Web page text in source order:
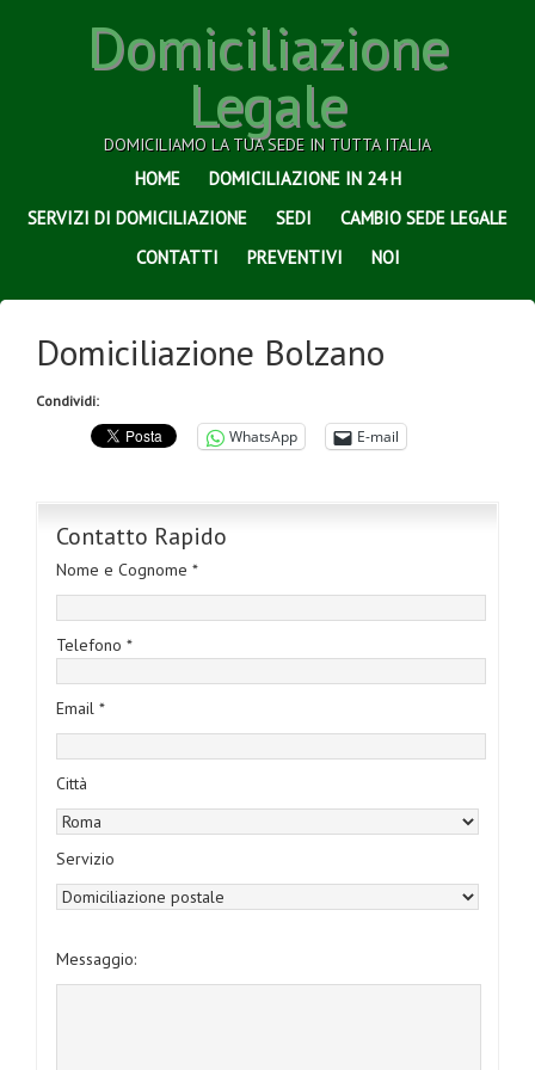
Domiciliazione
Legale
DOMICILIAMO LA TUA SEDE IN TUTTA ITALIA
HOME
DOMICILIAZIONE IN 24 H
SERVIZI DI DOMICILIAZIONE
SEDI
CAMBIO SEDE LEGALE
CONTATTI
PREVENTIVI NOI
Domiciliazione Bolzano
Condividi:
WhatsApp E-mail
Contatto Rapido
Nome e Cognome *
Telefono *
Email *
Città
Servizio
Messaggio: